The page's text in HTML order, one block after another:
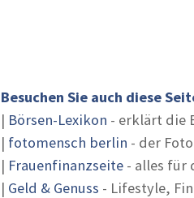
Besuchen Sie auch diese
| Börsen-Lexikon - erklärt die
| fotomensch berlin - der
| Frauenfinanzseite - alles für
| Geld & Genuss - Lifestyle,